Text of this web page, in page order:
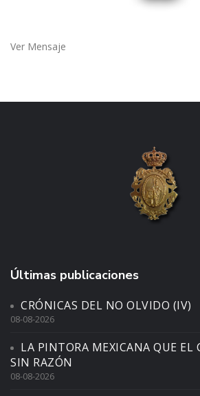
Ver Mensaje
Últimas publicaciones
CRÓNICAS DEL NO OLVIDO (IV)
08-08-2026
LA PINTORA MEXICANA QUE EL
SIN RAZÓN
08-08-2026